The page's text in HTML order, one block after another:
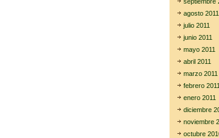
agosto 2011
julio 2011
junio 2011
mayo 2011
abril 2011
marzo 2011
febrero 2011
enero 2011
diciembre
noviembre
octubre